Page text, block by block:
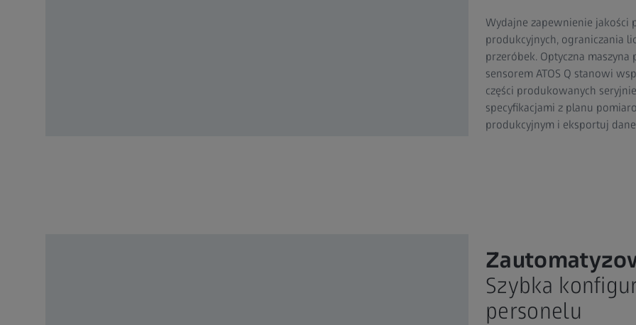
Wydajne zapewnienie
produkcyjnych, ograniczania
przeróbek. Optyczna maszyna
sensorem ATOS Q stanowi
części produkowanych
specyfikacjami z planu
produkcyjnym i eksportuj
Szybka
personelu